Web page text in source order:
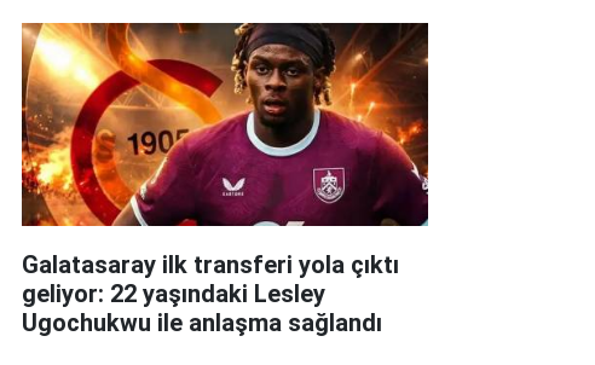
Galatasaray ilk transferi yola çıktı
geliyor: 22 yaşındaki Lesley
Ugochukwu ile anlaşma sağlandı